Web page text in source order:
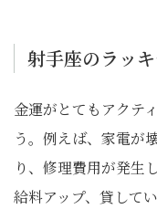
射手座のラッ
金運がとてもアクテ
う。例えば、家電が
り、修理費用が発生
給料アップ、貸して